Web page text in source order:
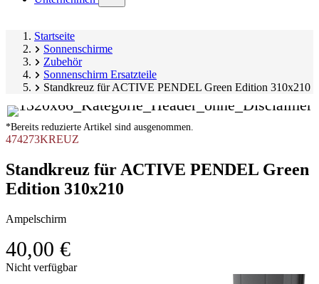
submenu)
Startseite
Sonnenschirme
Zubehör
Sonnenschirm Ersatzteile
Standkreuz für ACTIVE PENDEL Green Edition 310x210
*Bereits reduzierte Artikel sind ausgenommen.
474273KREUZ
Standkreuz für ACTIVE PENDEL Green
Edition 310x210
Ampelschirm
40,00 €
Produktgalerie
Nicht verfügbar